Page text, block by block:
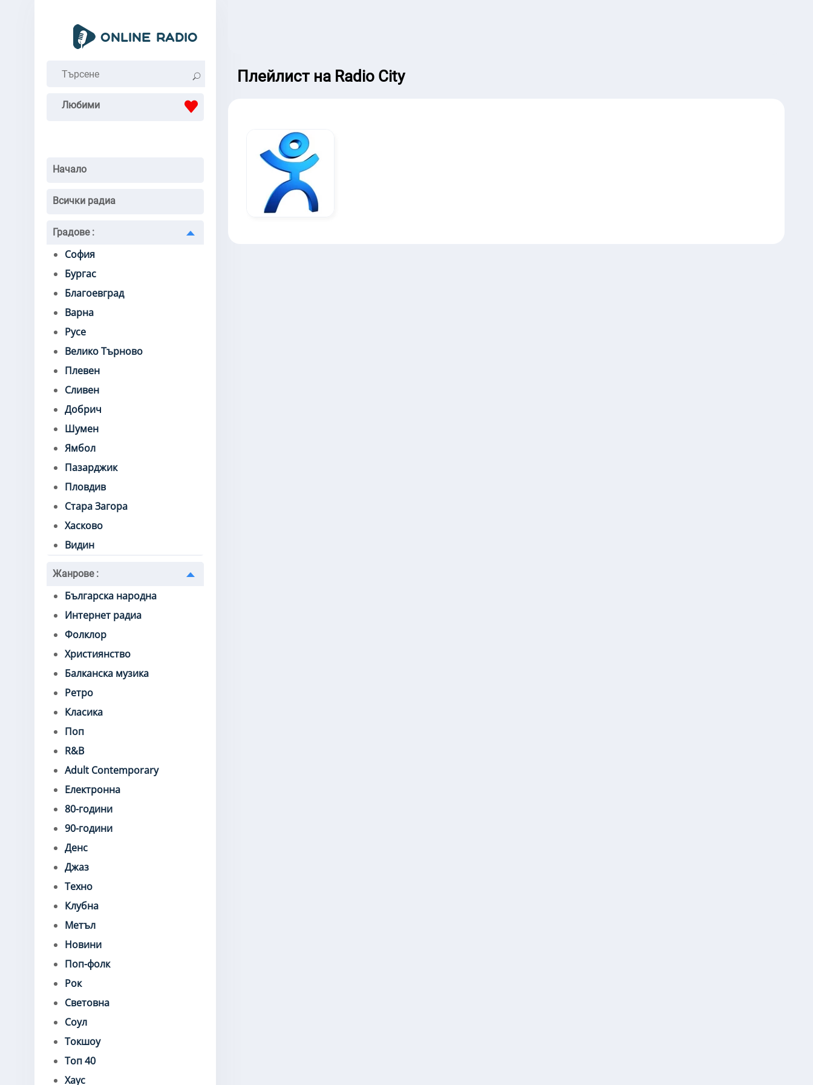
Любими
Начало
Всички радиа
Градове :
София
Бургас
Благоевград
Варна
Русе
Велико Търново
Плевен
Сливен
Добрич
Шумен
Ямбол
Пазарджик
Пловдив
Стара Загора
Хасково
Видин
Жанрове :
Българска народна
Интернет радиа
Фолклор
Християнство
Балканска музика
Ретро
Класика
Поп
R&B
Adult Contemporary
Електронна
80-години
90-години
Денс
Джаз
Техно
Клубна
Метъл
Новини
Поп-фолк
Рок
Световна
Соул
Токшоу
Топ 40
Хаус
Плейлист на Radio City